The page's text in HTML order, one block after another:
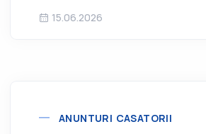
15.06.2026
ANUNTURI CASATORII